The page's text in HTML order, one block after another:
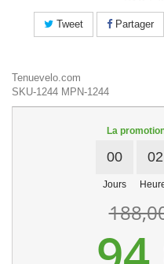
Tweet Partager
Tenuevelo.com
SKU-1244 MPN-1244
La
00
Jours
02